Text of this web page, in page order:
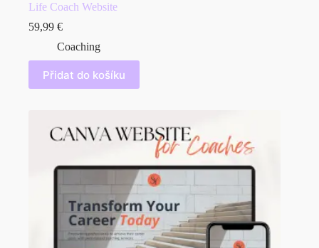
Life Coach Website
59,99 €
Coaching
Přidat do košíku